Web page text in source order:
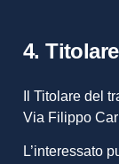
4.
Il Titolare del
Via Filippo
L’interessato